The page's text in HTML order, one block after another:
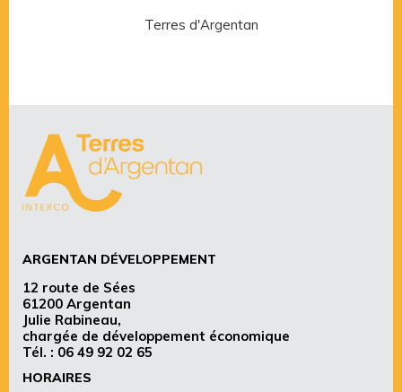
Terres d'Argentan
ARGENTAN DÉVELOPPEMENT
12 route de Sées
61200 Argentan
Julie Rabineau,
chargée de développement économique
Tél. : 06 49 92 02 65
HORAIRES